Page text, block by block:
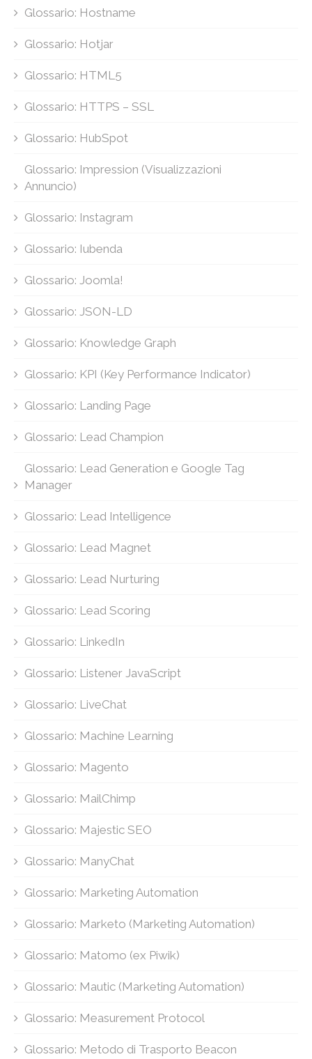
Glossario: Hostname
Glossario: Hotjar
Glossario: HTML5
Glossario: HTTPS – SSL
Glossario: HubSpot
Glossario: Impression (Visualizzazioni
Annuncio)
Glossario: Instagram
Glossario: Iubenda
Glossario: Joomla!
Glossario: JSON-LD
Glossario: Knowledge Graph
Glossario: KPI (Key Performance Indicator)
Glossario: Landing Page
Glossario: Lead Champion
Glossario: Lead Generation e Google Tag
Manager
Glossario: Lead Intelligence
Glossario: Lead Magnet
Glossario: Lead Nurturing
Glossario: Lead Scoring
Glossario: LinkedIn
Glossario: Listener JavaScript
Glossario: LiveChat
Glossario: Machine Learning
Glossario: Magento
Glossario: MailChimp
Glossario: Majestic SEO
Glossario: ManyChat
Glossario: Marketing Automation
Glossario: Marketo (Marketing Automation)
Glossario: Matomo (ex Piwik)
Glossario: Mautic (Marketing Automation)
Glossario: Measurement Protocol
Glossario: Metodo di Trasporto Beacon